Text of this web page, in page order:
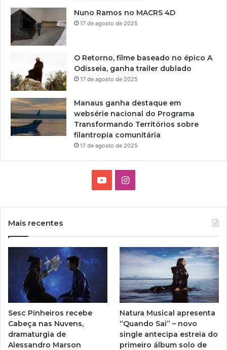
Nuno Ramos no MACRS 4D
17 de agosto de 2025
O Retorno, filme baseado no épico A
Odisseia, ganha trailer dublado
17 de agosto de 2025
Manaus ganha destaque em
websérie nacional do Programa
Transformando Territórios sobre
filantropia comunitária
17 de agosto de 2025
T
e
I
t
g
r
a
m
Mais recentes
Sesc Pinheiros recebe
Cabeça nas Nuvens,
dramaturgia de
Alessandro Marson
Natura Musical apresenta
“Quando Sai” – novo
single antecipa estreia do
primeiro álbum solo de